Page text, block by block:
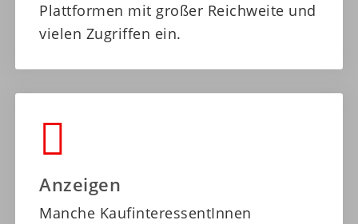
Plattformen mit großer Reichweite und
vielen Zugriffen ein.
Anzeigen
Manche KaufinteressentInnen